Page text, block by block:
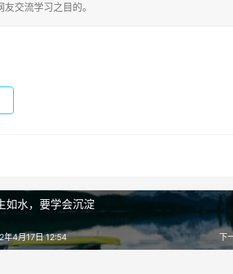
交流学习之目的。
如水，要学会沉淀
下
年4月17日 12:54